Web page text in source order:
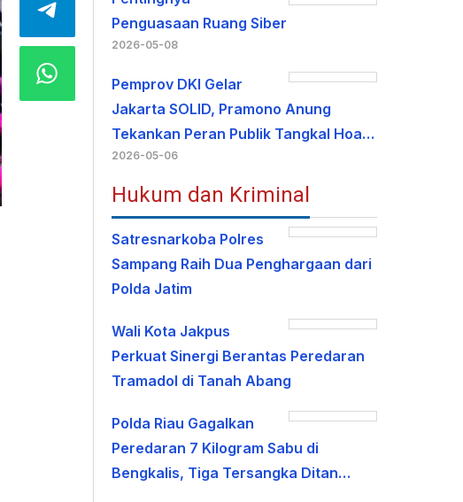
Penguasaan Ruang Siber
2026-05-08
Pemprov DKI Gelar
Jakarta SOLID, Pramono Anung
Tekankan Peran Publik Tangkal Hoa…
2026-05-06
Hukum dan Kriminal
Satresnarkoba Polres
Sampang Raih Dua Penghargaan dari
Polda Jatim
Wali Kota Jakpus
Perkuat Sinergi Berantas Peredaran
Tramadol di Tanah Abang
Polda Riau Gagalkan
Peredaran 7 Kilogram Sabu di
Bengkalis, Tiga Tersangka Ditan…